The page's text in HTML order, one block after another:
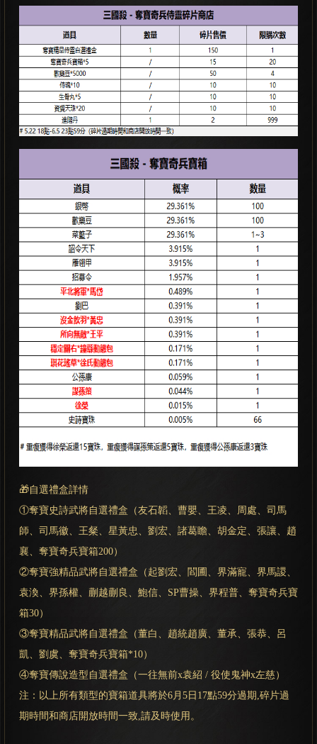
🎁自選禮盒詳情
①奪寶史詩武將自選禮盒（友石韜、曹嬰、王凌、周處、司馬
師、司馬徽、王粲、星黃忠、劉宏、諸葛瞻、胡金定、張讓、趙
襄、奪寶奇兵寶箱200）
②奪寶強精品武將自選禮盒（起劉宏、閻圃、界滿寵、界馬謖、
袁渙、界孫權、蒯越蒯良、鮑信、SP曹操、界程普、奪寶奇兵寶
箱30）
③奪寶精品武將自選禮盒（董白、趙統趙廣、董承、張恭、呂
凱、劉虞、奪寶奇兵寶箱*10）
④奪寶傳說造型自選禮盒（一往無前x袁紹 / 役使鬼神x左慈）
注：以上所有類型的寶箱道具將於6月5日17點59分過期,碎片過
期時間和商店開放時間一致,請及時使用。